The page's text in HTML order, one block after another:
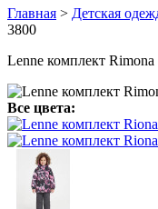
Главная > Детская
3800
Lenne комплект
Все цвета: